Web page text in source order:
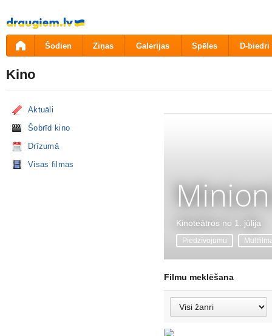
Pāriet
uz
saturu
Šodien Ziņas Galerijas Spēles D-biedri
Kino
Aktuāli
Šobrīd kino
Drīzumā
Visas filmas
Kinoteātros no 1. jūlija
Piedzīvojumu
Filmu meklēšana